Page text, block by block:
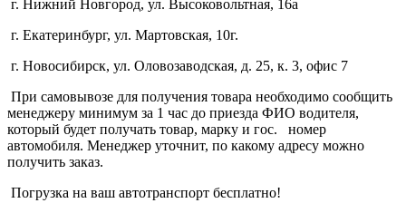
г. Нижний Новгород, ул. Высоковольтная, 16а
г. Екатеринбург, ул. Мартовская, 10г.
г. Новосибирск, ул. Оловозаводская, д. 25, к. 3, офис 7
При самовывозе для получения товара необходимо сообщить
менеджеру минимум за 1 час до приезда ФИО водителя,
который будет получать товар, марку и гос. номер
автомобиля. Менеджер уточнит, по какому адресу можно
получить заказ.
Погрузка на ваш автотранспорт бесплатно!